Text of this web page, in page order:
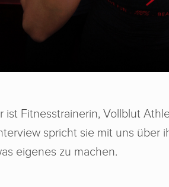
ist Fitnesstrainerin, Vollblut
spricht sie mit uns über
eigenes zu machen.